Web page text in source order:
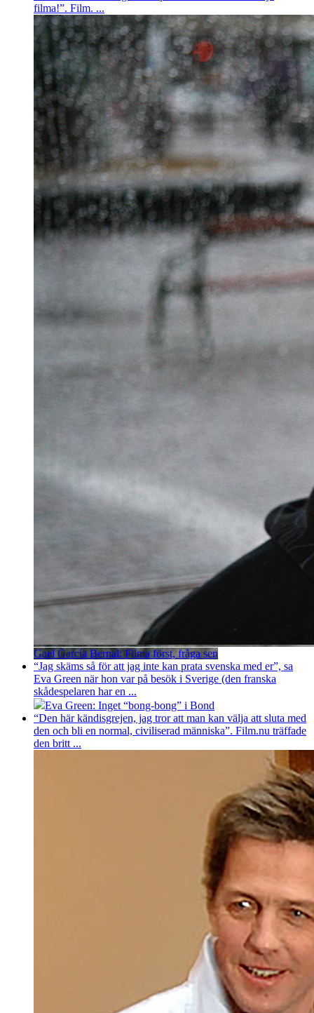
filma!”. Film. ...
Gael García Bernal: Filma först, fråga sen
“Jag skäms så för att jag inte kan prata svenska med er”, sa
Eva Green när hon var på besök i Sverige (den franska
skådespelaren har en ...
Eva Green: Inget “bong-bong” i Bond
“Den här kändisgrejen, jag tror att man kan välja att sluta med
den och bli en normal, civiliserad människa”. Film.nu träffade
den britt ...